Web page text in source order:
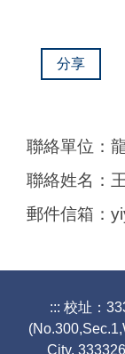
分享
聯絡單位：
聯絡姓名：
郵件信箱：
::: 校址：
City,